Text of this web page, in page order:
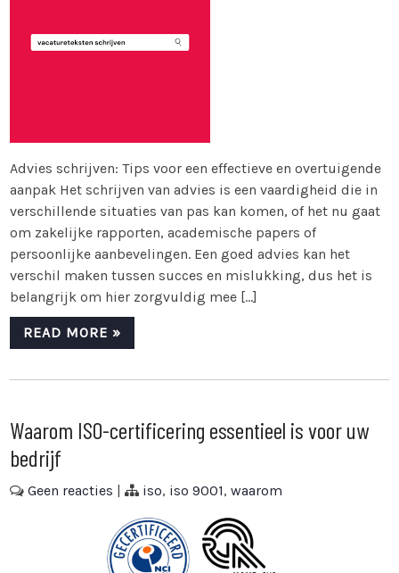
Advies schrijven: Tips voor een effectieve en overtuigende
aanpak Het schrijven van advies is een vaardigheid die in
verschillende situaties van pas kan komen, of het nu gaat
om zakelijke rapporten, academische papers of
persoonlijke aanbevelingen. Een goed advies kan het
verschil maken tussen succes en mislukking, dus het is
belangrijk om hier zorgvuldig mee […]
READ MORE »
Waarom ISO-certificering essentieel is voor uw
bedrijf
Geen reacties | iso, iso 9001,waarom